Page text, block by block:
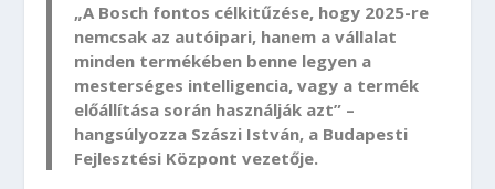
„A Bosch fontos célkitűzése, hogy 2025-re
nemcsak az autóipari, hanem a vállalat
minden termékében benne legyen a
mesterséges intelligencia, vagy a termék
előállítása során használják azt” –
hangsúlyozza Szászi István, a Budapesti
Fejlesztési Központ vezetője.